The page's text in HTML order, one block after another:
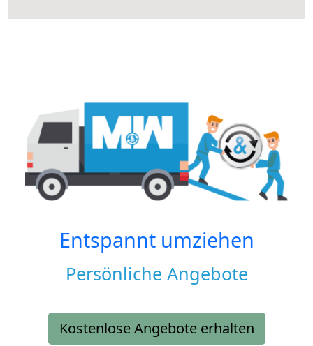
Entspannt umziehen
Persönliche Angebote
Kostenlose Angebote erhalten